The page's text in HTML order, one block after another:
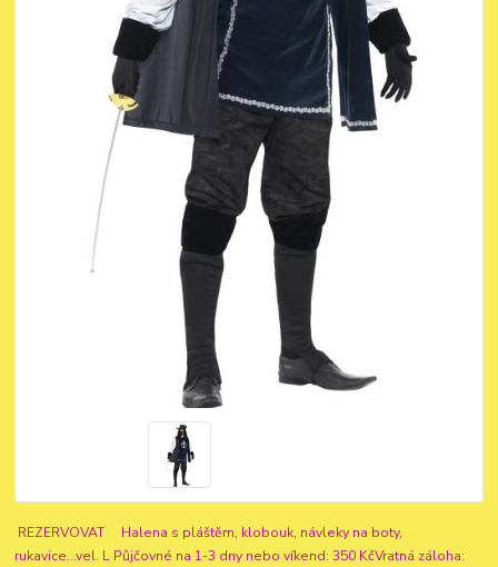
REZERVOVAT Halena s pláštěm, klobouk, návleky na boty,
rukavice...vel. L Půjčovné na 1-3 dny nebo víkend: 350 KčVratná záloha: